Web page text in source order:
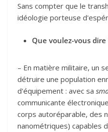
Sans compter que le
idéologie porteuse
Que voulez-vous dire
– En matière militaire, un
détruire une population
d'équipement : avec sa
communicante
corps autoréparable, des
nanométriques) capables